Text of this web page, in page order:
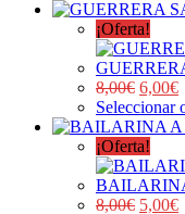
¡Oferta!
8,00€ 6,00€
Seleccionar
¡Oferta!
8,00€ 5,00€